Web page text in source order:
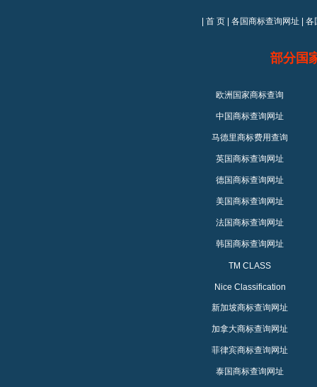
首 页| 各国商标查询网址 各
部分国
欧洲国家商标查询
中国商标查询网址
马德里商标费用查询
英国商标查询网址
德国商标查询网址
美国商标查询网址
法国商标查询网址
韩国商标查询网址
TM CLASS
Nice Classification
新加坡商标查询网址
加拿大商标查询网址
菲律宾商标查询网址
泰国商标查询网址